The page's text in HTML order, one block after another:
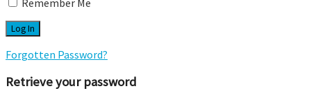
Forgotten Password?
Retrieve your password